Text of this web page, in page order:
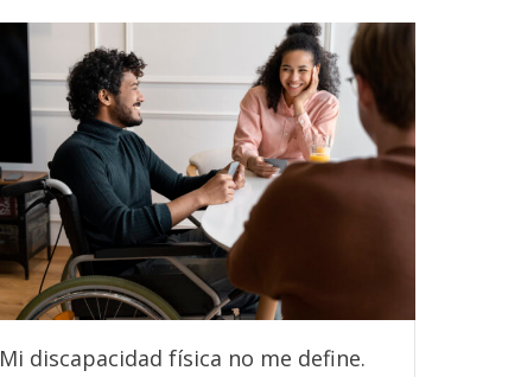
Mi discapacidad física no me define.